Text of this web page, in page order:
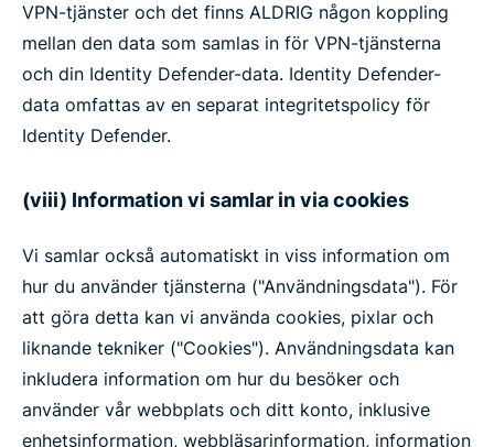
VPN-tjänster och det finns ALDRIG någon koppling
mellan den data som samlas in för VPN-tjänsterna
och din Identity Defender-data. Identity Defender-
data omfattas av en separat integritetspolicy för
Identity Defender.
(viii) Information vi samlar in via cookies
Vi samlar också automatiskt in viss information om
hur du använder tjänsterna ("Användningsdata"). För
att göra detta kan vi använda cookies, pixlar och
liknande tekniker ("Cookies"). Användningsdata kan
inkludera information om hur du besöker och
använder vår webbplats och ditt konto, inklusive
enhetsinformation, webbläsarinformation, information